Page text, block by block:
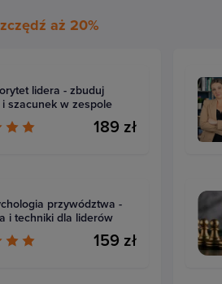
aż 20%
lidera - zbuduj
szacunek w zespole
189 zł
przywództwa -
i techniki dla liderów
159 zł